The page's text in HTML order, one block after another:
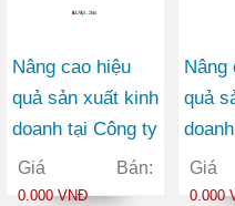
Nâng cao hiệu
quả sản xuất kinh
doanh tại Công ty
trách nhiệm hữu
hạn Nhất An
Giá Bán:
0.000 VNĐ
Nâng
quả
0.000